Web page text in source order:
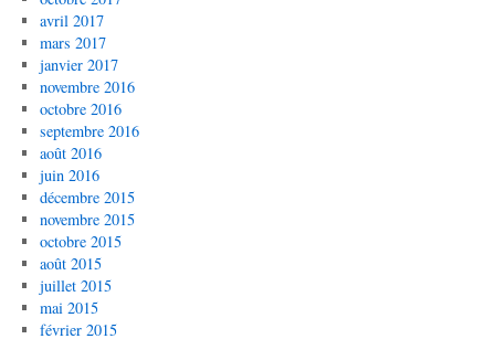
avril 2017
mars 2017
janvier 2017
novembre 2016
octobre 2016
septembre 2016
août 2016
juin 2016
décembre 2015
novembre 2015
octobre 2015
août 2015
juillet 2015
mai 2015
février 2015